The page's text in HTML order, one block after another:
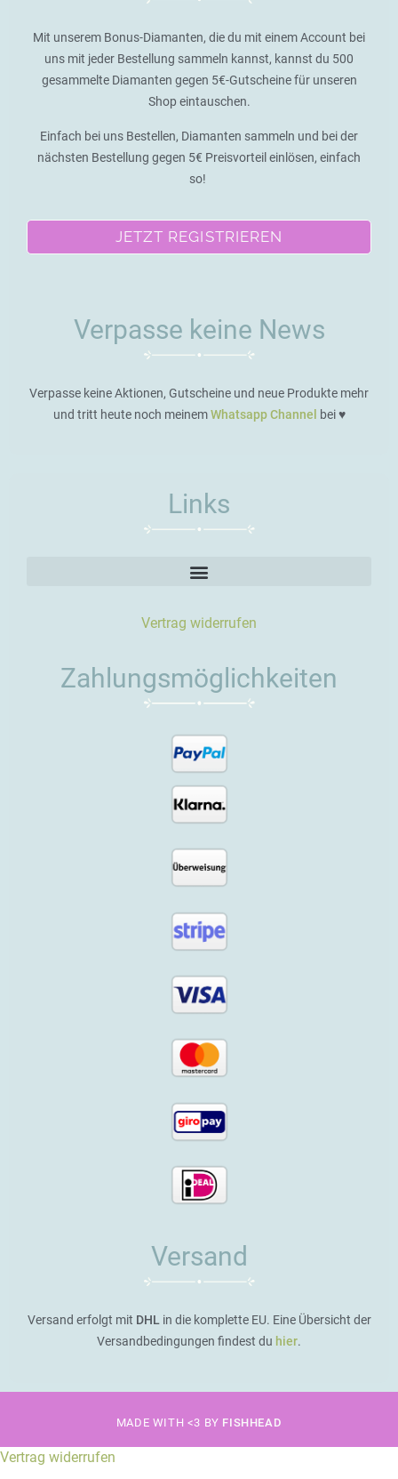
Mit unserem Bonus-Diamanten, die du mit einem Account bei
uns mit jeder Bestellung sammeln kannst, kannst du 500
gesammelte Diamanten gegen 5€-Gutscheine für unseren
Shop eintauschen.
Einfach bei uns Bestellen, Diamanten sammeln und bei der
nächsten Bestellung gegen 5€ Preisvorteil einlösen, einfach
so!
JETZT REGISTRIEREN
Verpasse keine News
Verpasse keine Aktionen, Gutscheine und neue Produkte mehr
und tritt heute noch meinemWhatsapp Channel bei ♥️
Links
Vertrag widerrufen
Zahlungsmöglichkeiten
Versand
Versand erfolgt mit DHLin die komplette EU. Eine Übersicht der
Versandbedingungen findest du hier.
MADE WITH <3 BY FISHHEAD
Vertrag widerrufen